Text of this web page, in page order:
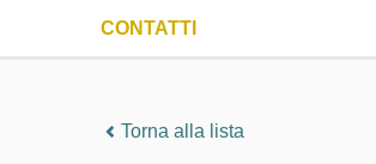
CONTATTI
Torna alla lista